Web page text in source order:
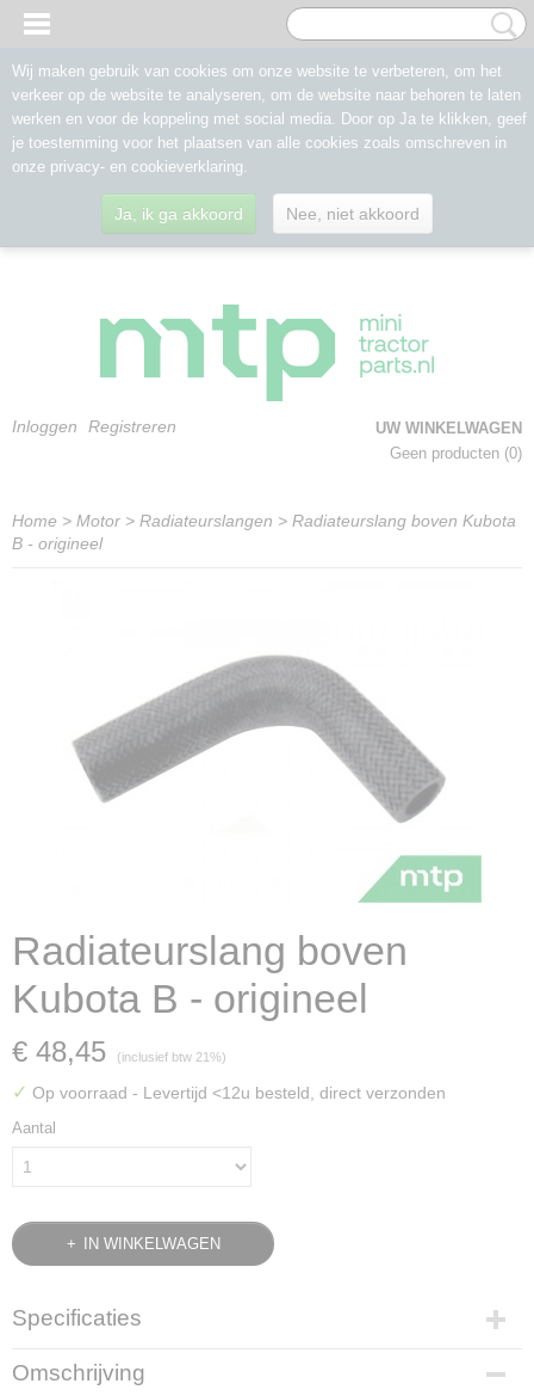
Inloggen Registreren
UW WINKELWAGEN
Geen producten (0)
Home > Motor > Radiateurslangen > Radiateurslang boven Kubota
B - origineel
Radiateurslang boven
Kubota B - origineel
€ 48,45 (inclusief btw 21%)
✓ Op voorraad - Levertijd <12u besteld, direct verzonden
Aantal
IN WINKELWAGEN
Specificaties
Bruto gewicht
0,30 Kg
Omschrijving
Wij maken gebruik van cookies om onze website te verbeteren, om het
verkeer op de website te analyseren, om de website naar behoren te laten
werken en voor de koppeling met social media. Door op Ja te klikken, geef
je toestemming voor het plaatsen van alle cookies zoals omschreven in
onze privacy- en cookieverklaring.
Ja, ik ga akkoord Nee, niet akkoord